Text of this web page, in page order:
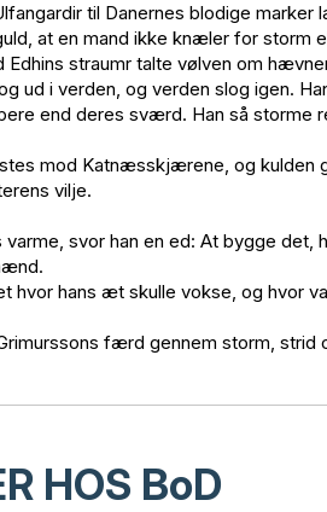
til Danernes blodige
at en mand ikke knæler for storm
Edhins straumr talte vølven om
ud i verden, og verden slog igen.
end deres sværd. Han så storme
mod Katnæsskjærene, og
vilje.
varme, svor han en ed: At bygge
hvor hans æt skulle vokse, og hvor
færd gennem storm,
HOS BoD